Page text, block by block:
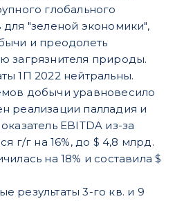
глобального
"зеленой экономики",
и преодолеть
загрязнителя природы.
1П 2022 нейтральны.
добычи уравновесило
реализации палладия и
EBITDA из-за
г/г на 16%, до $ 4,8 млрд.
на 18% и составила $
результаты 3-го кв. и 9